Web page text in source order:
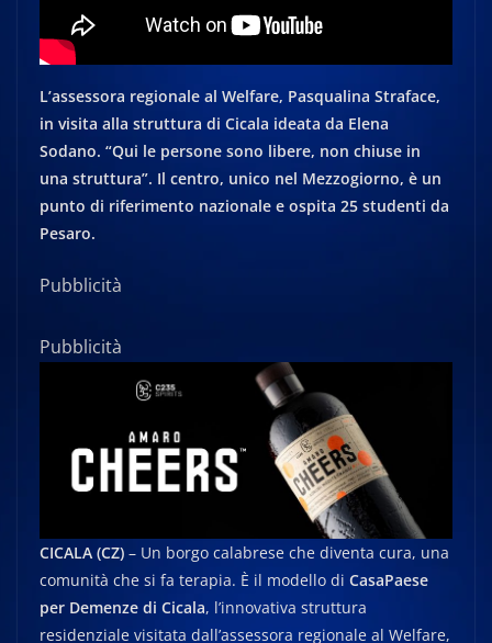
L’assessora regionale al Welfare, Pasqualina Straface,
in visita alla struttura di Cicala ideata da Elena
Sodano. “Qui le persone sono libere, non chiuse in
una struttura”. Il centro, unico nel Mezzogiorno, è un
punto di riferimento nazionale e ospita 25 studenti da
Pesaro.
Pubblicità
Pubblicità
CICALA (CZ) – Un borgo calabrese che diventa cura, una
comunità che si fa terapia. È il modello di CasaPaese
per Demenze di Cicala, l’innovativa struttura
residenziale visitata dall’assessora regionale al Welfare,